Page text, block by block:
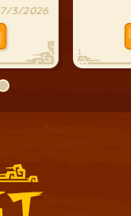
3/2026